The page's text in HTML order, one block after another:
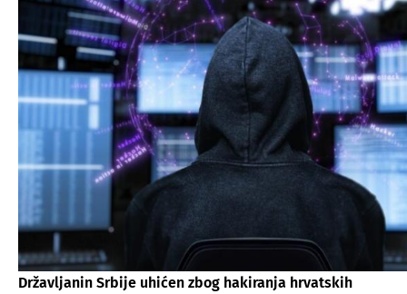
Državljanin Srbije uhićen zbog hakiranja hrvatskih